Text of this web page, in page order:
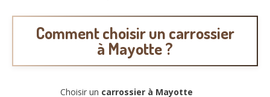
Comment choisir un carrossier
à Mayotte ?
Choisir un carrossier à Mayotte